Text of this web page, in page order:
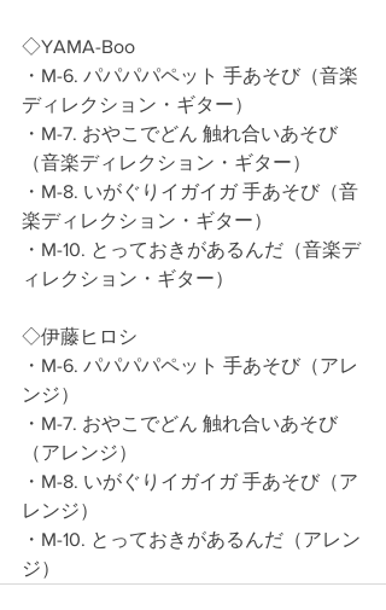
◇YAMA-Boo
・M-6. パパパパペット 手あそび（音楽
ディレクション・ギター）
・M-7. おやこでどん 触れ合いあそび
（音楽ディレクション・ギター）
・M-8. いがぐりイガイガ 手あそび（音
楽ディレクション・ギター）
・M-10. とっておきがあるんだ（音楽デ
ィレクション・ギター）
◇伊藤ヒロシ
・M-6. パパパパペット 手あそび（アレ
ンジ）
・M-7. おやこでどん 触れ合いあそび
（アレンジ）
・M-8. いがぐりイガイガ 手あそび（ア
レンジ）
・M-10. とっておきがあるんだ（アレン
ジ）